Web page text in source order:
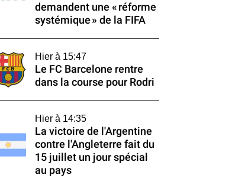
demandent une « réforme
systémique » de la FIFA
Hier à 15:47
Le FC Barcelone rentre
dans la course pour Rodri
Hier à 14:35
La victoire de l'Argentine
contre l'Angleterre fait du
15 juillet un jour spécial
au pays